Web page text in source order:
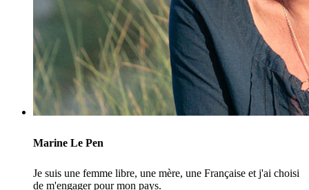
Marine Le Pen
Je suis une femme libre, une mère, une Française et j'ai choisi
de m'engager pour mon pays.